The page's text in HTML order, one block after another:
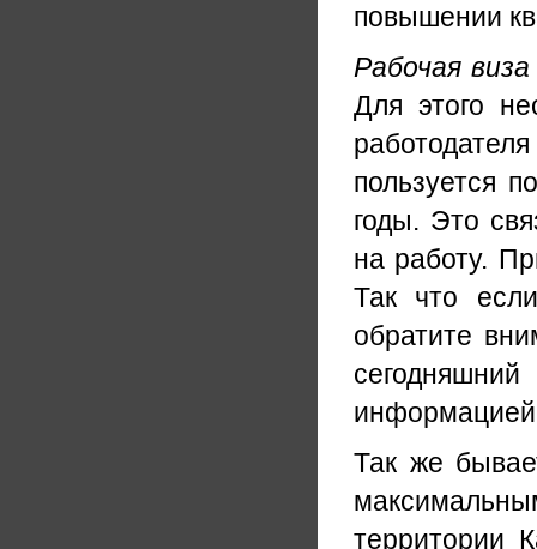
повышении
Рабочая виза
Для этого
пользуется
годы. Это
на работу.
Так что
обратите
информацией
Так же
территории